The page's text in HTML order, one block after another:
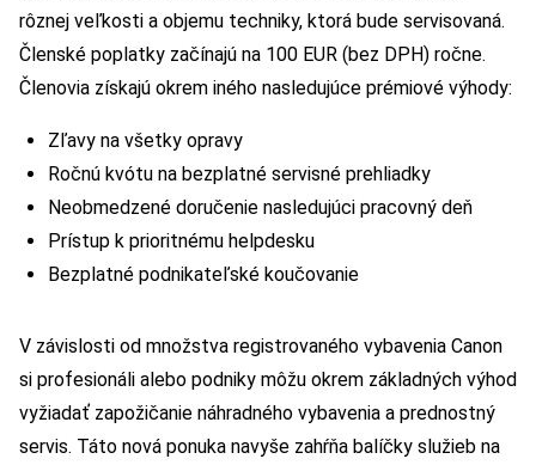
rôznej veľkosti a objemu techniky, ktorá bude servisovaná.
Členské poplatky začínajú na 100 EUR (bez DPH) ročne.
Členovia získajú okrem iného nasledujúce prémiové výhody:
Zľavy na všetky opravy
Ročnú kvótu na bezplatné servisné prehliadky
Neobmedzené doručenie nasledujúci pracovný deň
Prístup k prioritnému helpdesku
Bezplatné podnikateľské koučovanie
V závislosti od množstva registrovaného vybavenia Canon
si profesionáli alebo podniky môžu okrem základných výhod
vyžiadať zapožičanie náhradného vybavenia a prednostný
servis. Táto nová ponuka navyše zahŕňa balíčky služieb na